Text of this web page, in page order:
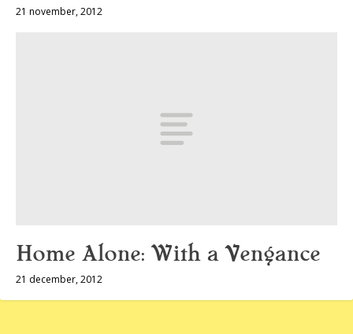
21 november, 2012
Home Alone: With a Vengance
21 december, 2012